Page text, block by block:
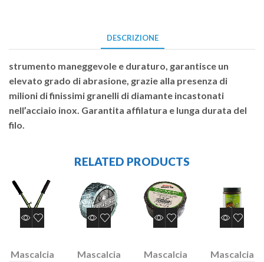
DESCRIZIONE
strumento maneggevole e duraturo, garantisce un
elevato grado di abrasione, grazie alla presenza di
milioni di finissimi granelli di diamante incastonati
nell’acciaio inox. Garantita affilatura e lunga durata del
filo.
RELATED PRODUCTS
Mascalcia Mascalcia Mascalcia Mascalcia